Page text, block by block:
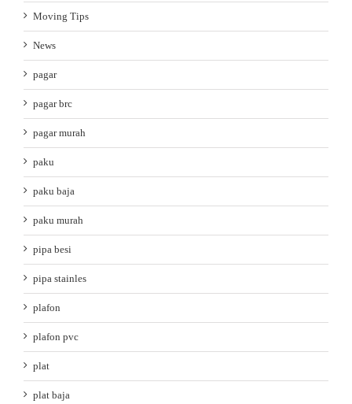
Moving Tips
News
pagar
pagar brc
pagar murah
paku
paku baja
paku murah
pipa besi
pipa stainles
plafon
plafon pvc
plat
plat baja